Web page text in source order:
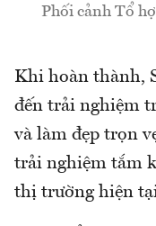
Phối cảnh Tổ
Khi hoàn thành,
đến trải nghiệm
và làm đẹp trọn
trải nghiệm tắm
thị trường hiện